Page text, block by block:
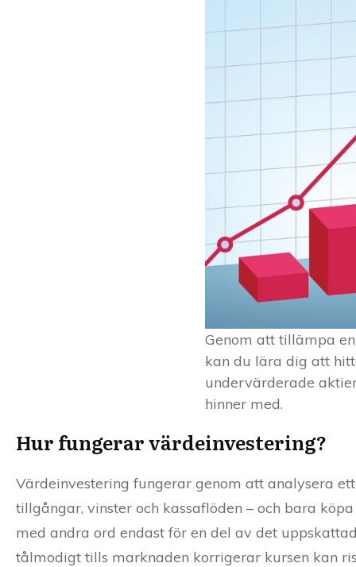
Genom att tillämpa
kan du lära dig att
undervärderade
hinner med.
Hur fungerar värdeinvestering?
Värdeinvestering fungerar genom att analysera
tillgångar, vinster och kassaflöden – och bara
med andra ord endast för en del av det
tålmodigt tills marknaden korrigerar kursen kan